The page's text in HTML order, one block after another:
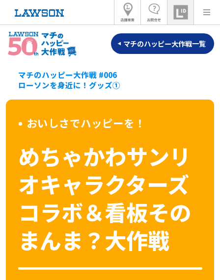
マチのハッピー大作戦一覧
マチのハッピー大作戦 #006
ローソンを身近に！グッズ①
おいしさでハッピーを！
めちゃかわサンリ
オキャラクターズ
コラボ＆看板その
まんま？大作戦